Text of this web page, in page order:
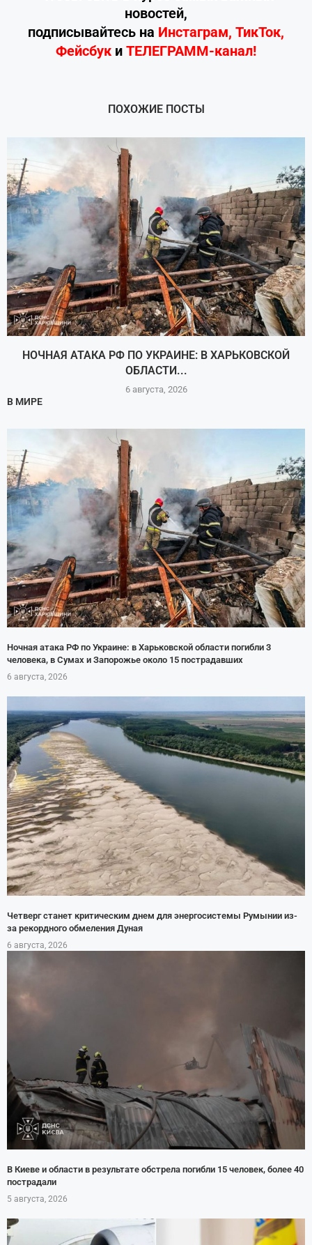
новостей,
подписывайтесь на Инстаграм, ТикТок,
Фейсбук и ТЕЛЕГРАММ-канал!
ПОХОЖИЕ ПОСТЫ
НОЧНАЯ АТАКА РФ ПО УКРАИНЕ: В ХАРЬКОВСКОЙ
ОБЛАСТИ...
6 августа, 2026
В МИРЕ
Ночная атака РФ по Украине: в Харьковской области погибли 3
человека, в Сумах и Запорожье около 15 пострадавших
6 августа, 2026
Четверг станет критическим днем для энергосистемы Румынии из-
за рекордного обмеления Дуная
6 августа, 2026
В Киеве и области в результате обстрела погибли 15 человек, более 40
пострадали
5 августа, 2026